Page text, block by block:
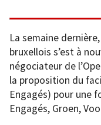
La semaine
bruxellois s’est à
négociateur de
la proposition du
Engagés) pour une
Engagés, Groen,